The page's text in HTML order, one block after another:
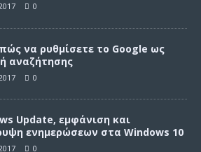
0
να ρυθμίσετε το Google ως
αναζήτησης
0
Update, εμφάνιση και
ενημερώσεων στα Windows 10
0